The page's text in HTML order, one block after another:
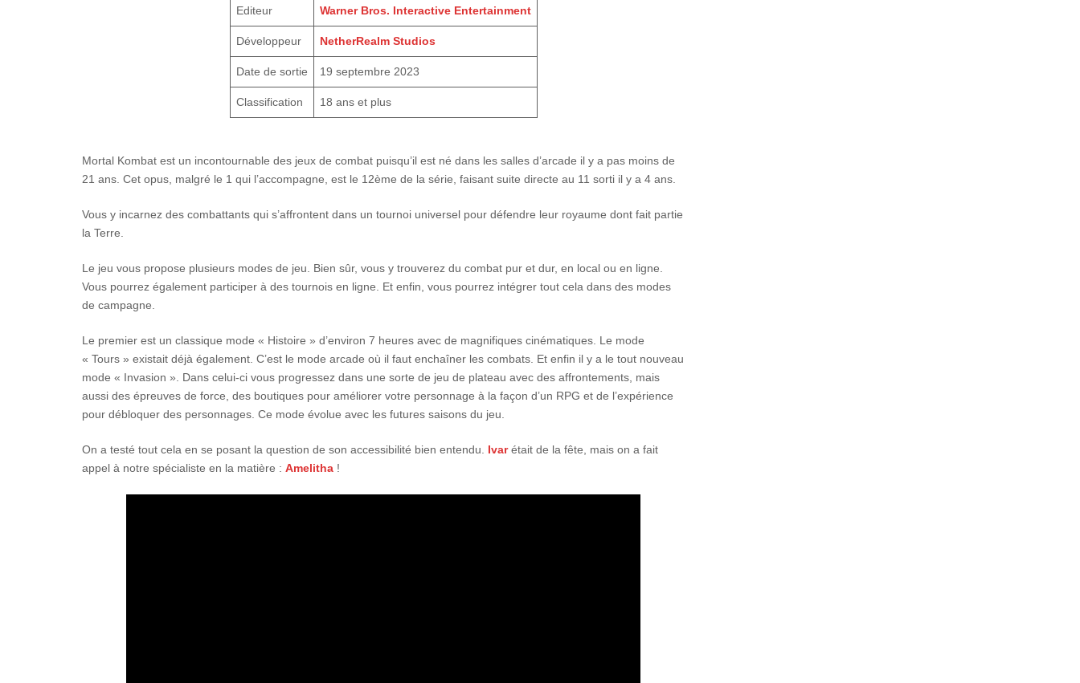
Editeur Warner Bros. Interactive Entertainment
Développeur NetherRealm Studios
Date de sortie 19 septembre 2023
Classification 18 ans et plus
Mortal Kombat est un incontournable des jeux de combat puisqu’il est né dans les salles d’arcade il y a pas moins de
21 ans. Cet opus, malgré le 1 qui l’accompagne, est le 12ème de la série, faisant suite directe au 11 sorti il y a 4 ans.
Vous y incarnez des combattants qui s’affrontent dans un tournoi universel pour défendre leur royaume dont fait partie
la Terre.
Le jeu vous propose plusieurs modes de jeu. Bien sûr, vous y trouverez du combat pur et dur, en local ou en ligne.
Vous pourrez également participer à des tournois en ligne. Et enfin, vous pourrez intégrer tout cela dans des modes
de campagne.
Le premier est un classique mode « Histoire » d’environ 7 heures avec de magnifiques cinématiques. Le mode
« Tours » existait déjà également. C’est le mode arcade où il faut enchaîner les combats. Et enfin il y a le tout nouveau
mode « Invasion ». Dans celui-ci vous progressez dans une sorte de jeu de plateau avec des affrontements, mais
aussi des épreuves de force, des boutiques pour améliorer votre personnage à la façon d’un RPG et de l’expérience
pour débloquer des personnages. Ce mode évolue avec les futures saisons du jeu.
On a testé tout cela en se posant la question de son accessibilité bien entendu. Ivarétait de la fête, mais on a fait
appel à notre spécialiste en la matière : Amelitha !